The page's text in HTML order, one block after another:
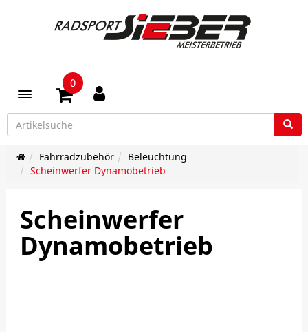
Toggle navigation
0
Fahrradzubehör
Beleuchtung
Scheinwerfer Dynamobetrieb
Scheinwerfer
Dynamobetrieb